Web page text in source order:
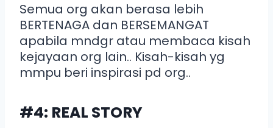
Semua org akan berasa lebih
BERTENAGA dan BERSEMANGAT
apabila mndgr atau membaca kisah
kejayaan org lain.. Kisah-kisah yg
mmpu beri inspirasi pd org..
#4: REAL STORY